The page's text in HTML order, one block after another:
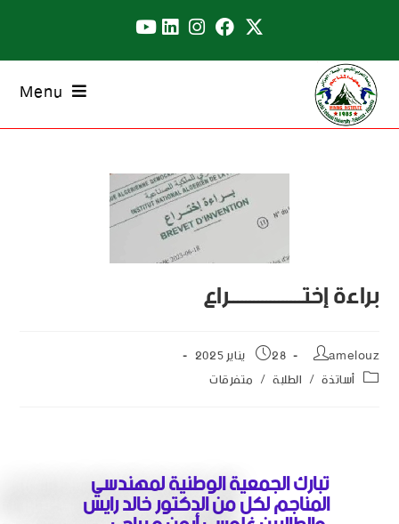
Menu
براءة إختــــــــــــــــــراع
amelouz
28 يناير 2025
أساتذة / الطلبة / متفرقات
تبارك الجمعية الوطنية لمهندسي
المناجم لكل من الدكتور خالد رايس